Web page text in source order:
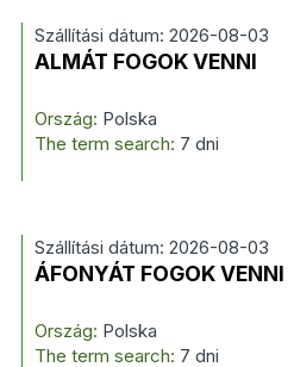
Szállítási dátum: 2026-08-03
ALMÁT FOGOK VENNI
Ország: Polska
The term search: 7 dni
Szállítási dátum: 2026-08-03
ÁFONYÁT FOGOK VENNI
Ország: Polska
The term search: 7 dni